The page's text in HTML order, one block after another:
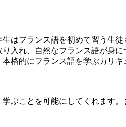
はフランス語を初めて習う生
入れ、自然なフランス語が身に
格的にフランス語を学ぶカリ
ぶことを可能にしてくれます